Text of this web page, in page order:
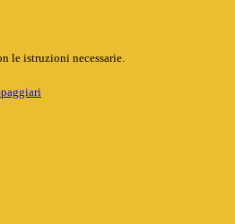
le istruzioni necessarie.